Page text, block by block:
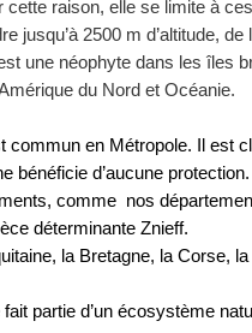
raison, elle se limite à
jusqu’à 2500 m d’altitude, de
une néophyte dans les îles
du Nord et Océanie.
commun en Métropole. Il est
bénéficie d’aucune protection.
comme nos
déterminante Znieff.
la Bretagne, la Corse,
partie d’un écosystème